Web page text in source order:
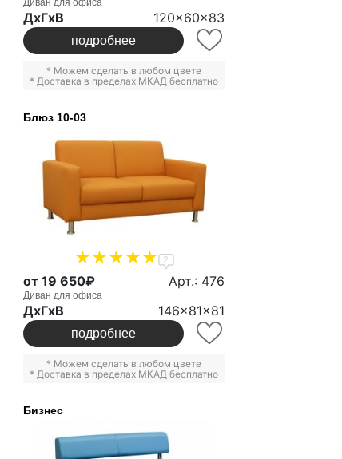
Диван для офиса
ДxГxВ 120x60x83
подробнее
* Можем сделать в любом цвете
* Доставка в пределах МКАД бесплатно
Блюз 10-03
2
от 19 650₽ Арт.: 476
Диван для офиса
ДxГxВ 146x81x81
подробнее
* Можем сделать в любом цвете
* Доставка в пределах МКАД бесплатно
Бизнес